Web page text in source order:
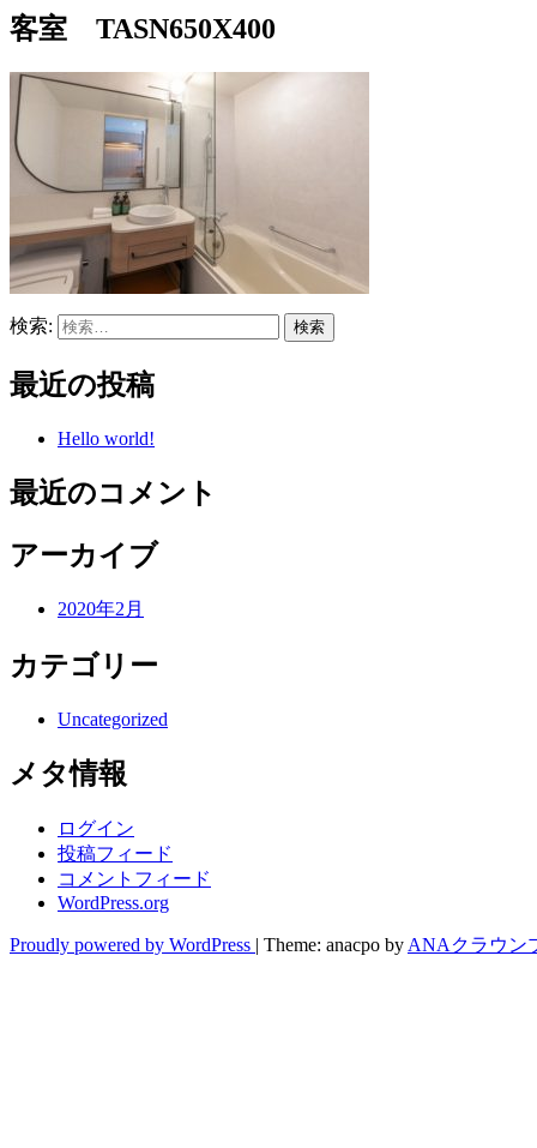
客室 TASN650X400
検索:
最近の投稿
Hello world!
最近のコメント
アーカイブ
2020年2月
カテゴリー
Uncategorized
メタ情報
ログイン
投稿フィード
コメントフィード
WordPress.org
Proudly powered by WordPress | Theme: anacpo by ANAクラウン